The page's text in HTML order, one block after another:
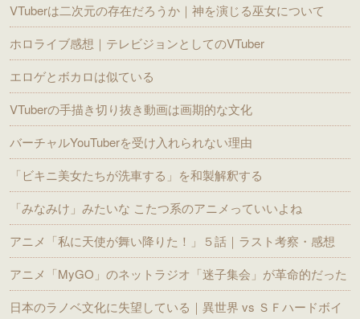
VTuberは二次元の存在だろうか｜神を演じる巫女について
ホロライブ感想｜テレビジョンとしてのVTuber
エロゲとボカロは似ている
VTuberの手描き切り抜き動画は画期的な文化
バーチャルYouTuberを受け入れられない理由
「ビキニ美女たちが洗車する」を和製解釈する
「みなみけ」みたいな こたつ系のアニメっていいよね
アニメ「私に天使が舞い降りた！」５話｜ラスト考察・感想
アニメ「MyGO」のネットラジオ「迷子集会」が革命的だった
日本のラノベ文化に失望している｜異世界 vs ＳＦハードボイ